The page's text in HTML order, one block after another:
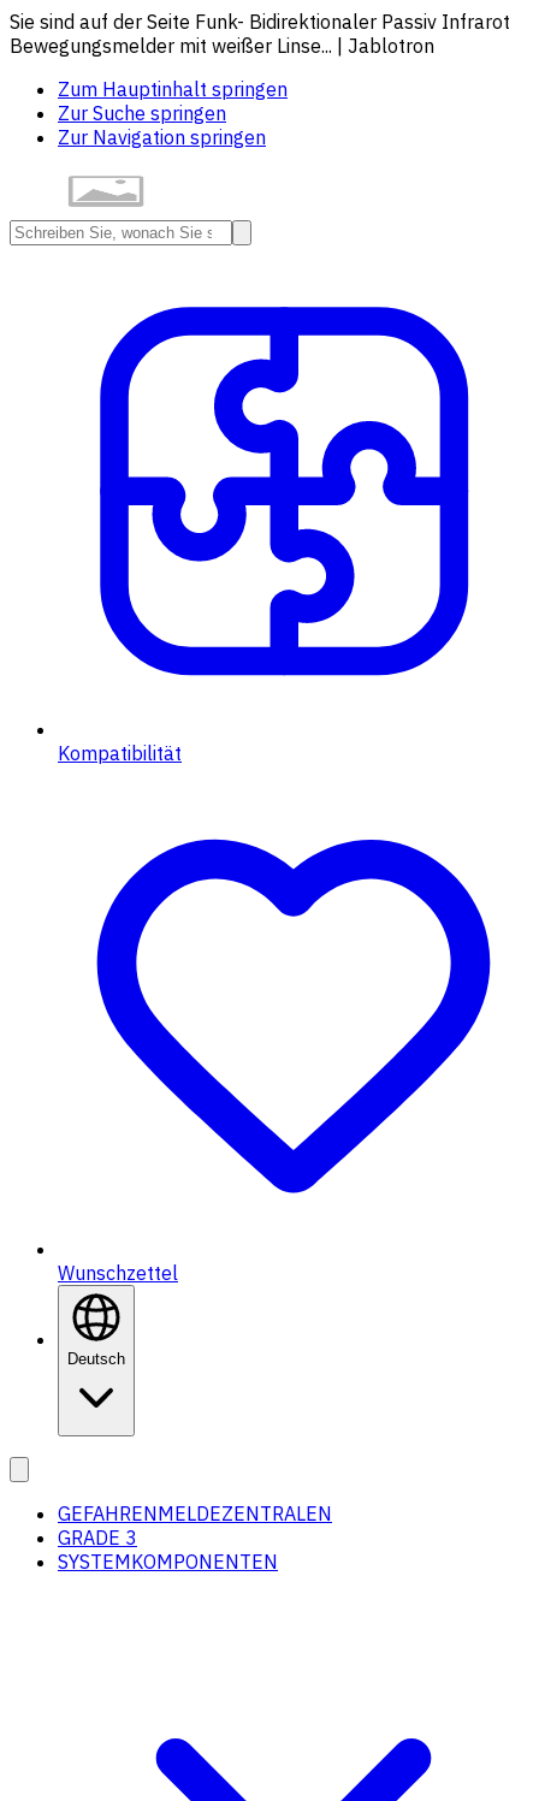
Sie sind auf der Seite Funk- Bidirektionaler Passiv Infrarot
Bewegungsmelder mit weißer Linse... | Jablotron
Zum Hauptinhalt springen
Zur Suche springen
Zur Navigation springen
Kompatibilität
Wunschzettel
Deutsch
GEFAHRENMELDEZENTRALEN
GRADE 3
SYSTEMKOMPONENTEN